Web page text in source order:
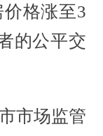
格涨至3
的公平交
市场监管